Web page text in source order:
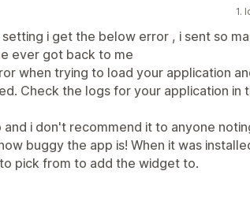
1.
i get the below error , i sent so
ever got back to me
when trying to load your application
Check the logs for your application in
and i don't recommend it to anyone
buggy the app is! When it was
pick from to add the widget to.